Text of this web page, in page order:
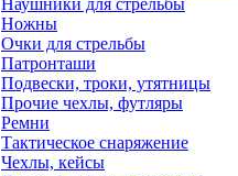
Наушники для стрельбы
Ножны
Очки для стрельбы
Патронташи
Подвески, троки, утятницы
Прочие чехлы, футляры
Ремни
Тактическое снаряжение
Чехлы, кейсы